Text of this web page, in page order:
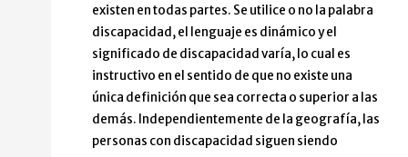
existen en todas partes. Se utilice o no la palabra
discapacidad, el lenguaje es dinámico y el
significado de discapacidad varía, lo cual es
instructivo en el sentido de que no existe una
única definición que sea correcta o superior a las
demás. Independientemente de la geografía, las
personas con discapacidad siguen siendo